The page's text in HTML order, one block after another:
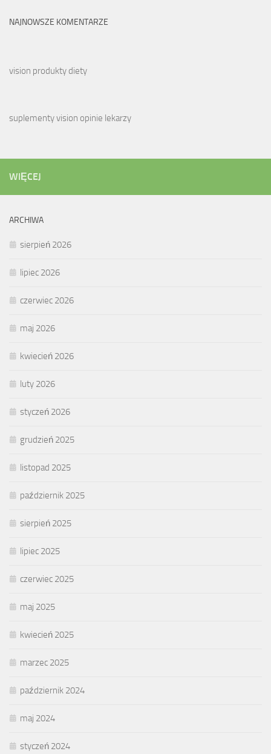
NAJNOWSZE KOMENTARZE
vision produkty diety
suplementy vision opinie lekarzy
WIĘCEJ
ARCHIWA
sierpień 2026
lipiec 2026
czerwiec 2026
maj 2026
kwiecień 2026
luty 2026
styczeń 2026
grudzień 2025
listopad 2025
październik 2025
sierpień 2025
lipiec 2025
czerwiec 2025
maj 2025
kwiecień 2025
marzec 2025
październik 2024
maj 2024
styczeń 2024